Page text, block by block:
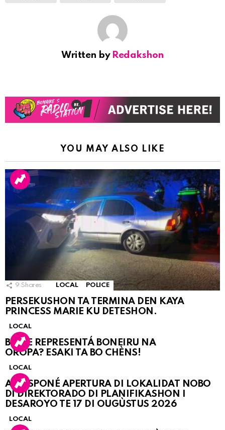
Written by Redakshon
YOU MAY ALSO LIKE
9 Shares LOCAL POLICE
PERSEKUSHON TA TERMINA DEN KAYA
PRINCESS MARIE KU DETESHON.
LOCAL
BO KE REPRESENTÁ BONEIRU NA
OROPA? ESAKI TA BO CHÈNS!
LOCAL
A POSPONÉ APERTURA DI LOKALIDAT NOBO
DI DIREKTORADO DI PLANIFIKASHON I
DESAROYO TE 17 DI OUGÙSTUS 2026
LOCAL